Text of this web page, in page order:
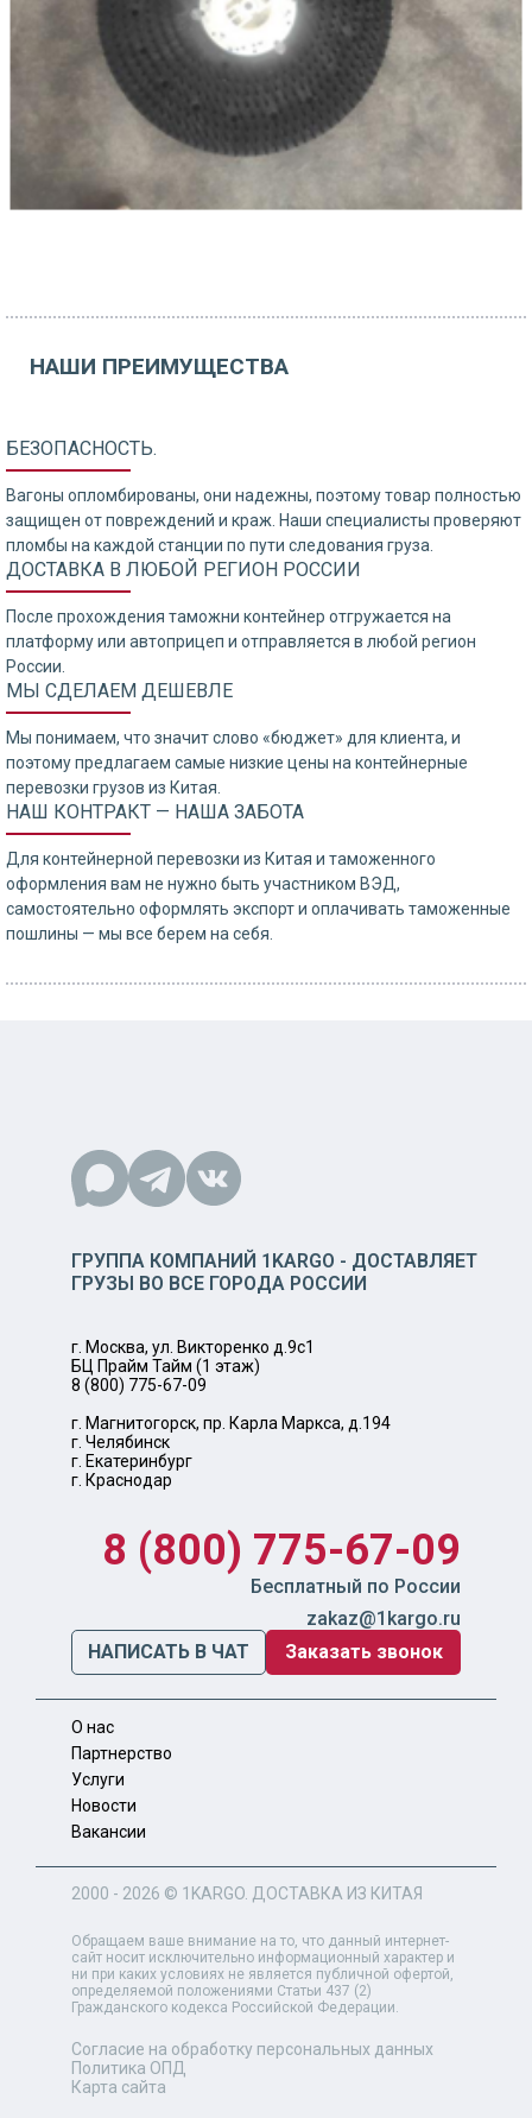
НАШИ ПРЕИМУЩЕСТВА
БЕЗОПАСНОСТЬ.
Вагоны опломбированы, они надежны, поэтому товар полностью
защищен от повреждений и краж. Наши специалисты проверяют
пломбы на каждой станции по пути следования груза.
ДОСТАВКА В ЛЮБОЙ РЕГИОН РОССИИ
После прохождения таможни контейнер отгружается на
платформу или автоприцеп и отправляется в любой регион
России.
МЫ СДЕЛАЕМ ДЕШЕВЛЕ
Мы понимаем, что значит слово «бюджет» для клиента, и
поэтому предлагаем самые низкие цены на контейнерные
перевозки грузов из Китая.
НАШ КОНТРАКТ — НАША ЗАБОТА
Для контейнерной перевозки из Китая и таможенного
оформления вам не нужно быть участником ВЭД,
самостоятельно оформлять экспорт и оплачивать таможенные
пошлины — мы все берем на себя.
ГРУППА КОМПАНИЙ 1KARGO - ДОСТАВЛЯЕТ
ГРУЗЫ ВО ВСЕ ГОРОДА РОССИИ
г. Москва, ул. Викторенко д.9с1
БЦ Прайм Тайм (1 этаж)
8 (800) 775-67-09
г. Магнитогорск, пр. Карла Маркса, д.194
г. Челябинск
г. Екатеринбург
г. Краснодар
8 (800) 775-67-09
Бесплатный по России
zakaz@1kargo.ru
НАПИСАТЬ В ЧАТ
Заказать звонок
О нас
Партнерство
Услуги
Новости
Вакансии
2000 - 2026 © 1KARGO . ДОСТАВКА ИЗ КИТАЯ
Обращаем ваше внимание на то, что данный интернет-
сайт носит исключительно информационный характер и
ни при каких условиях не является публичной офертой,
определяемой положениями Статьи 437 (2)
Гражданского кодекса Российской Федерации.
Согласие на обработку персональных данных
Политика ОПД
Карта сайта